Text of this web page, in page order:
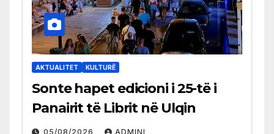
AKTUALITET KULTURË
Sonte hapet edicioni i 25-të i
Panairit të Librit në Ulqin
05/08/2026 ADMINI